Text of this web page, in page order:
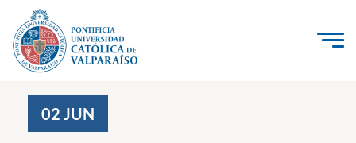
Click acá para ir directamente al contenido
Investigación, Creación e Innovación
02 JUN